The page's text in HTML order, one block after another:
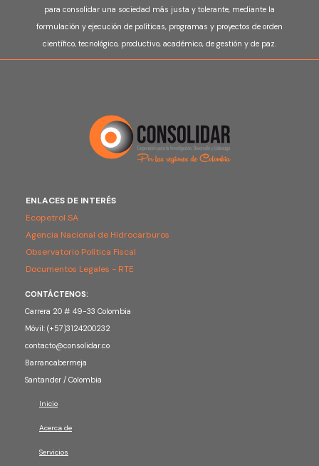
para consolidar una sociedad más justa y tolerante, mediante la
formulación y ejecución de políticas, programas y proyectos de orden
científico, tecnológico, productivo, académico, de gestión y de paz.
ENLACES DE INTERÉS
Ecopetrol SA
Agencia Nacional de Hidrocarburos
Observatorio Política Fiscal
Documentos Legales - RTE
CONTÁCTENOS:
Carrera 20 # 49-33 Colombia
Móvil: (+57)3124200232
contacto@consolidar.co
Barrancabermeja
Santander / Colombia
Inicio
Acerca de
Servicios